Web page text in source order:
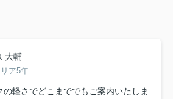
大輔
ア5年
軽さでどこまででもご案内いたしま